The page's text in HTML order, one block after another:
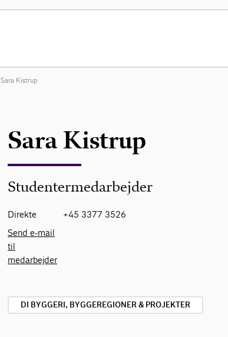
Sara Kistrup
Sara Kistrup
Studentermedarbejder
Direkte
+45 3377 3526
Send e-mail
til
medarbejder
DI BYGGERI, BYGGEREGIONER & PROJEKTER